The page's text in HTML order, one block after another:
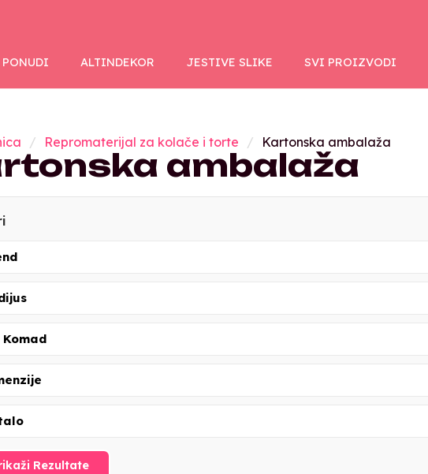
ALTINDEKOR JESTIVE SLIKE SVI PROIZVODI
Repromaterijal za kolače i torte Kartonska ambalaža
ambalaža
Rezultate